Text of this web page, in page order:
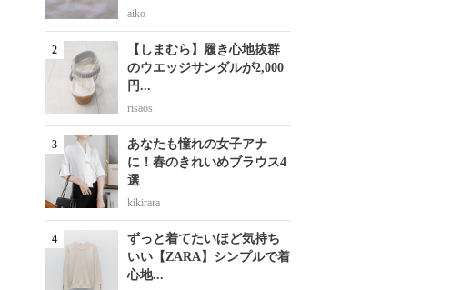
aiko
【しまむら】履き心地抜群
のウエッジサンダルが2,000
円...
risaos
あなたも憧れの女子アナ
に！春のきれいめブラウス4
選
kikirara
ずっと着てたいほど気持ち
いい【ZARA】シンプルで着
心地...